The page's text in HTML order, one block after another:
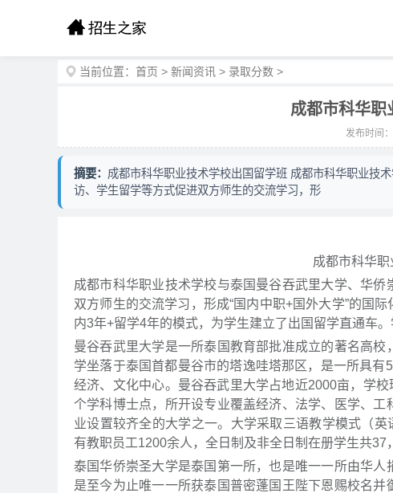
当前位置： 首页 > 新闻资讯 > 录取分数 >
成都市科华职
发布时间
摘要： 成都市科华职业技术学校出国留学班 成都市科华职业技
访、学生留学等方式促进双方师生的交流学习，形
成都市科华
成都市科华职业技术学校与泰国曼谷吞武里大学、华
双方师生的交流学习，形成“国内中职+国外大学”的国
内3年+留学4年的模式，为学生建立了出国留学直通车
曼谷吞武里大学是一所泰国教育部批准成立的著名高
学坐落于泰国首都曼谷市的塔逸哇塔那区，是一所具有
经济、文化中心。曼谷吞武里大学占地近2000亩，学
个学科博士点，所开设专业覆盖经济、法学、医学、
业设置较齐全的大学之一。大学采取三语教学模式（
有教职员工1200余人，全日制及非全日制在册学生共37
泰国华侨崇圣大学是泰国第一所，也是唯一一所由华
是至今为止唯一一所获泰国普密蓬国王陛下恩赐校名